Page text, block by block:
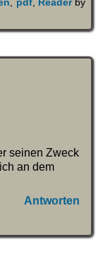
seinen Zweck
an dem
Antworten